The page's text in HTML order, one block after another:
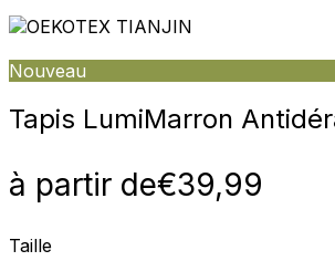
Nouveau
Tapis LumiMarron
à partir de€39,99
Taille